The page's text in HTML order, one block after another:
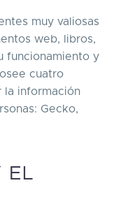
muy valiosas
web, libros,
funcionamiento y
cuatro
la información
Gecko,
EL